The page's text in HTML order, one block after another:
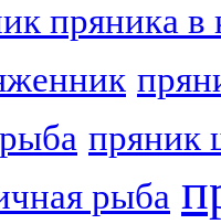
пряника в
пряник
рыба